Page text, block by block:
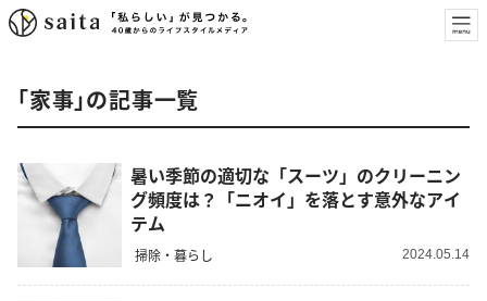
「家事」の記事一覧
暑い季節の適切な「スーツ」のクリーニン
グ頻度は？「ニオイ」を落とす意外なアイ
テム
掃除・暮らし 2024.05.14